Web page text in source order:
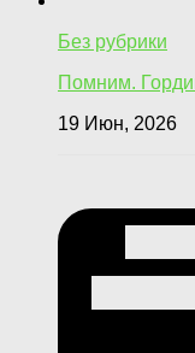
Без рубрики
Помним.
19 Июн, 2026